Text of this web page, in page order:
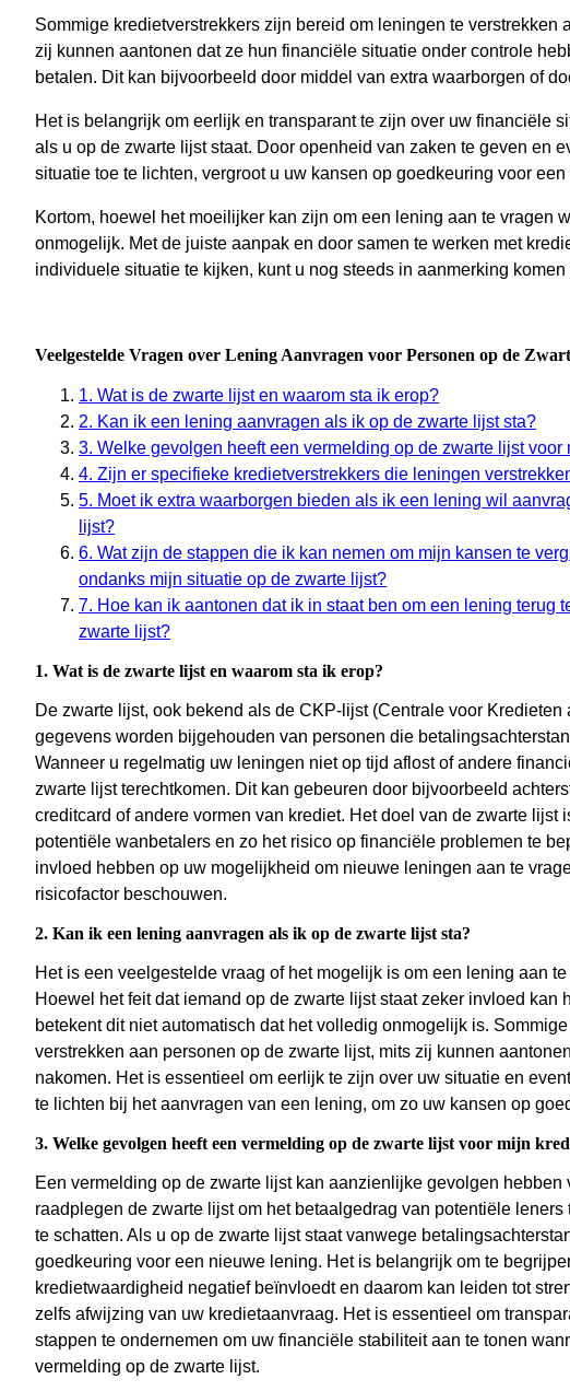
Sommige kredietverstrekkers zijn bereid om leningen te verstrekken
zij kunnen aantonen dat ze hun financiële situatie onder controle
betalen. Dit kan bijvoorbeeld door middel van extra waarborgen of
Het is belangrijk om eerlijk en transparant te zijn over uw financiële
als u op de zwarte lijst staat. Door openheid van zaken te geven en
situatie toe te lichten, vergroot u uw kansen op goedkeuring voor een
Kortom, hoewel het moeilijker kan zijn om een lening aan te vragen
onmogelijk. Met de juiste aanpak en door samen te werken met
individuele situatie te kijken, kunt u nog steeds in aanmerking
Veelgestelde Vragen over Lening Aanvragen voor Personen op de
1. Wat is de zwarte lijst en waarom sta ik erop?
2. Kan ik een lening aanvragen als ik op de zwarte lijst sta?
3. Welke gevolgen heeft een vermelding op de zwarte lijst voor
4. Zijn er specifieke kredietverstrekkers die leningen
5. Moet ik extra waarborgen bieden als ik een lening wil
lijst?
6. Wat zijn de stappen die ik kan nemen om mijn kansen te
ondanks mijn situatie op de zwarte lijst?
7. Hoe kan ik aantonen dat ik in staat ben om een lening terug
zwarte lijst?
1. Wat is de zwarte lijst en waarom sta ik erop?
De zwarte lijst, ook bekend als de CKP-lijst (Centrale voor
gegevens worden bijgehouden van personen die
Wanneer u regelmatig uw leningen niet op tijd aflost of andere
zwarte lijst terechtkomen. Dit kan gebeuren door bijvoorbeeld
creditcard of andere vormen van krediet. Het doel van de zwarte lijst
potentiële wanbetalers en zo het risico op financiële problemen te
invloed hebben op uw mogelijkheid om nieuwe leningen aan te
risicofactor beschouwen.
2. Kan ik een lening aanvragen als ik op de zwarte lijst sta?
Het is een veelgestelde vraag of het mogelijk is om een lening aan
Hoewel het feit dat iemand op de zwarte lijst staat zeker invloed
betekent dit niet automatisch dat het volledig onmogelijk is.
verstrekken aan personen op de zwarte lijst, mits zij kunnen
nakomen. Het is essentieel om eerlijk te zijn over uw situatie en
te lichten bij het aanvragen van een lening, om zo uw kansen op
3. Welke gevolgen heeft een vermelding op de zwarte lijst voor mijn
Een vermelding op de zwarte lijst kan aanzienlijke gevolgen
raadplegen de zwarte lijst om het betaalgedrag van potentiële
te schatten. Als u op de zwarte lijst staat vanwege
goedkeuring voor een nieuwe lening. Het is belangrijk om te
kredietwaardigheid negatief beïnvloedt en daarom kan leiden tot
zelfs afwijzing van uw kredietaanvraag. Het is essentieel om
stappen te ondernemen om uw financiële stabiliteit aan te tonen
vermelding op de zwarte lijst.